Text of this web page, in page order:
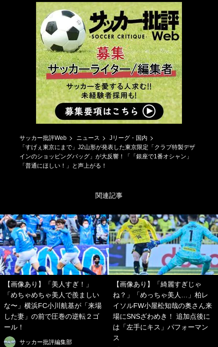
サッカー批評Web ニュース
Jリーグ・国内
「すげぇ東京にまで」J2山形が発表した東京限定「クラブ特製デザ
インのショッピングバッグ」が大反響！「「銀座で1番オシャン」
「普通にほしい！」と声上がる！
関連記事
【画像あり】「美人すぎ！」
「めちゃめちゃ美人で羨ましい
な〜」横浜FC小川航基が「来場
した妻」の前で圧巻の逆転２ゴ
ール！
サッカー批評編集部
【画像あり】「綺麗すぎじゃ
ね？」「めっちゃ美人…」柏レ
イソルFW小屋松知哉の奥さん来
場にSNSざわめき！ 追加点後に
は「左手にキス」パフォーマン
ス